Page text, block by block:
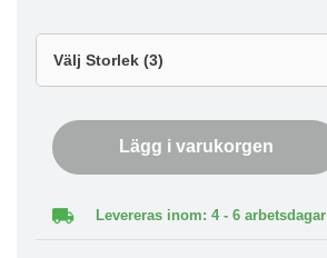
Lägg i varukorgen
Levereras inom: 4 - 6 arbetsdagar